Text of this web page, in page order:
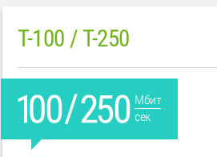
T-100 / T-250
Мбит
сек